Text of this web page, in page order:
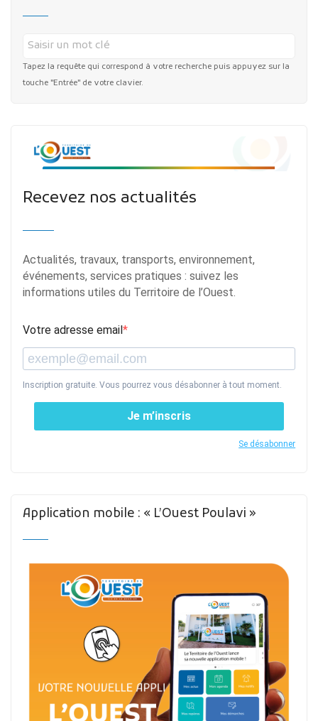
Tapez la requête qui correspond à votre recherche puis appuyez sur la
touche "Entrée" de votre clavier.
Recevez nos actualités
Actualités, travaux, transports, environnement,
événements, services pratiques : suivez les
informations utiles du Territoire de l’Ouest.
Votre adresse email
Inscription gratuite. Vous pourrez vous désabonner à tout moment.
Je m’inscris
Se désabonner
Application mobile : « L’Ouest Poulavi »